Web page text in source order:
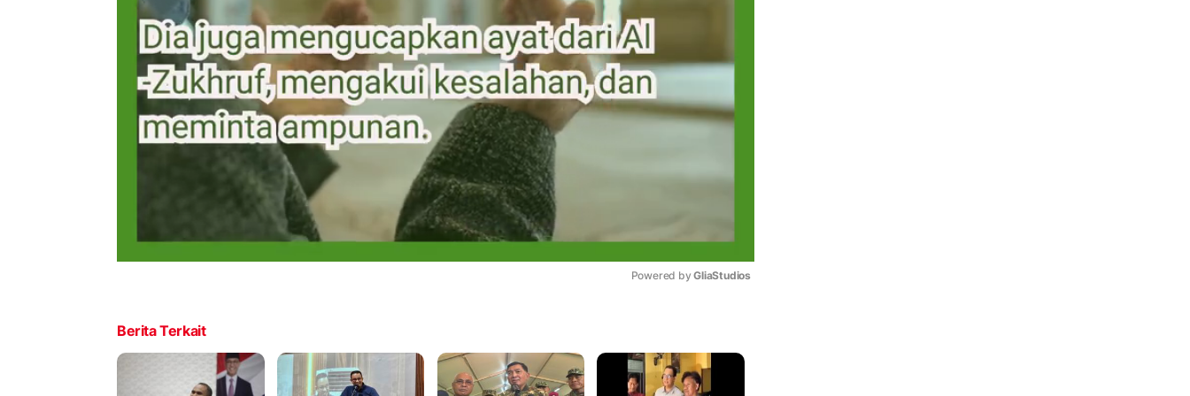
Powered by GliaStudios
Berita Terkait